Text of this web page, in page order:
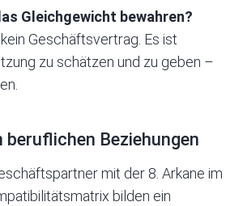
Gleichgewicht bewahren?
Geschäftsvertrag. Es ist
zu schätzen und zu geben –
beruflichen Beziehungen
mit der 8. Arkane im
bilden ein